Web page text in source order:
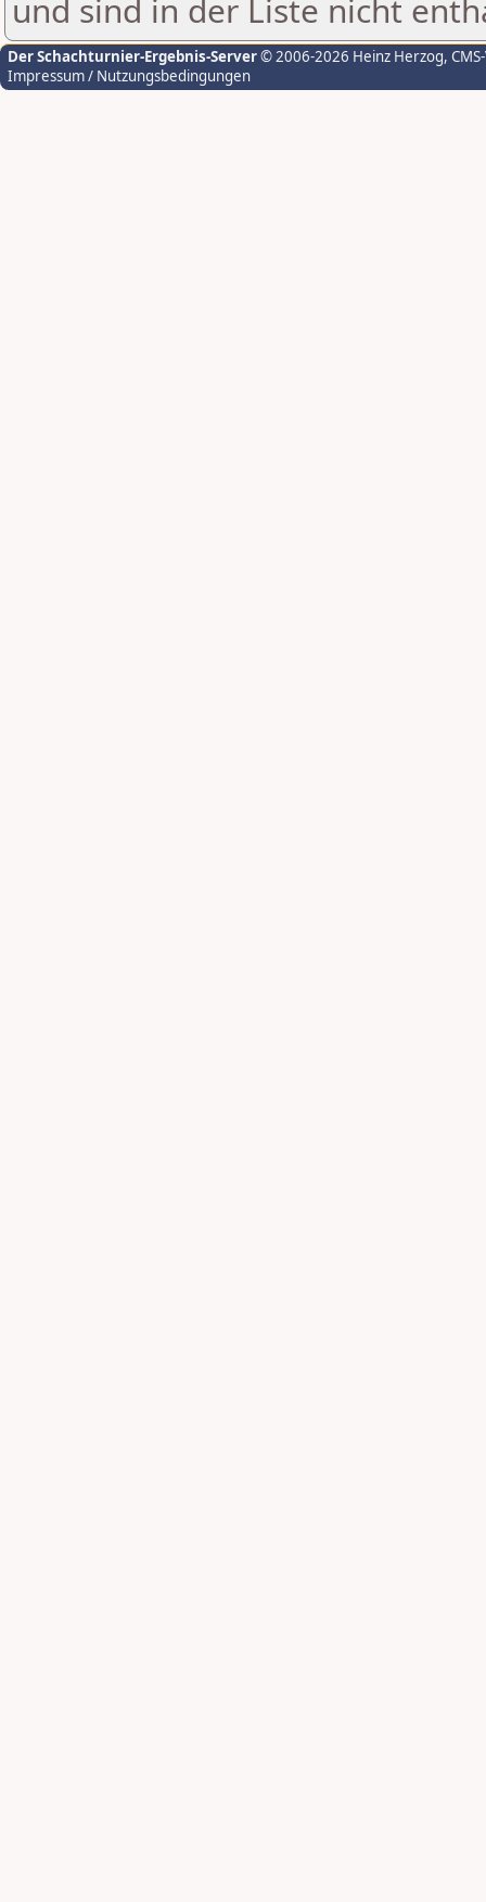
und sind in der Liste nicht
Der Schachturnier-Ergebnis-Server© 2006-2026 Heinz Herzog,
Impressum / Nutzungsbedingungen